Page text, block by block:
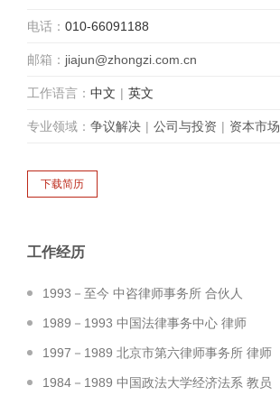
电话： 010-66091188
邮箱： jiajun@zhongzi.com.cn
工作语言： 中文 | 英文
专业领域： 争议解决 | 公司与投资 | 资本市场
工作经历
1993－至今 中咨律师事务所 合伙人
1989－1993 中国法律事务中心 律师
1997－1989 北京市第六律师事务所 律师
1984－1989 中国政法大学经济法系 教员